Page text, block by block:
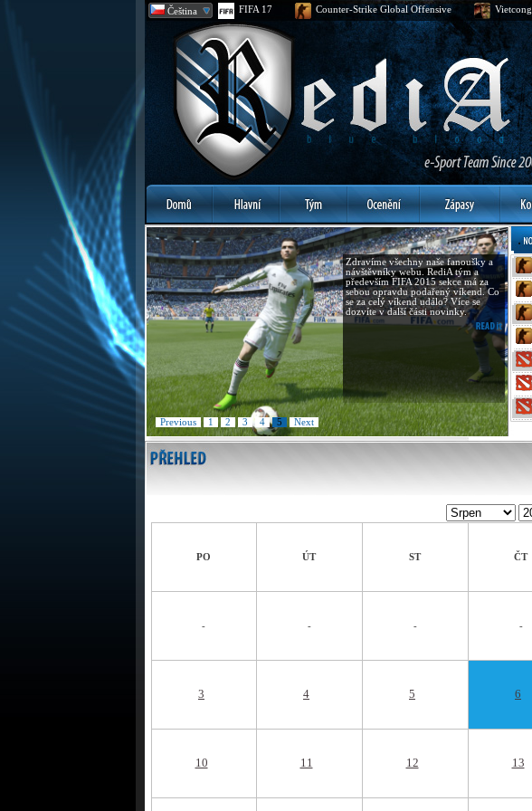
Čeština FIFA 17 Counter-Strike Global Offensive Vietcong
Zdravíme všechny naše fanoušky a
návštěvníky webu. RediA tým a
především FIFA 2015 sekce má za
sebou opravdu podařený víkend. Co
se za celý víkend událo? Více se
dozvíte v další části novinky.
Previous 1 2 3 4 5 Next
PO ÚT ST ČT
- - - -
3 4 5 6
10 11 12 13